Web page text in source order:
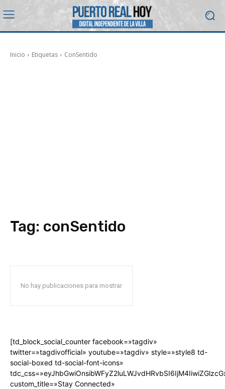
Inicio Etiquetas ConSentido
Tag: conSentido
No hay publicaciones para mostrar
[td_block_social_counter facebook=»tagdiv»
twitter=»tagdivofficial» youtube=»tagdiv» style=»style8 td-
social-boxed td-social-font-icons»
custom_title=»Stay Connected»